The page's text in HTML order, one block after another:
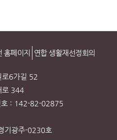
홈페이지 연합 생활재선정회의
로6가길 52
로 344
호 : 142-82-02875
기광주-0230호